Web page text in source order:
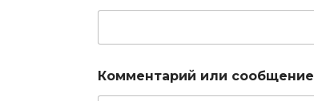
Комментарий или сообщение